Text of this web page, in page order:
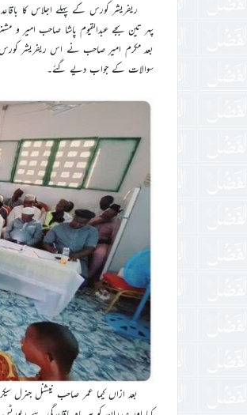
ریفریشر کورس کے پہلے اجلاس کا باقاعدہ
پہر تین بجے عبدالقیوم پاشا صاحب امیر و
بعد مکرم امیر صاحب نے اس ریفریشر
سوالات کے جواب دیے گئے۔
بعد ازاں کیما عمر صاحب نیشنل